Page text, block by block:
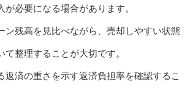
必要になる場合があります。
ン残高を見比べながら、売却しやすい状態
整理することが大切です。
返済の重さを示す返済負担率を確認するこ